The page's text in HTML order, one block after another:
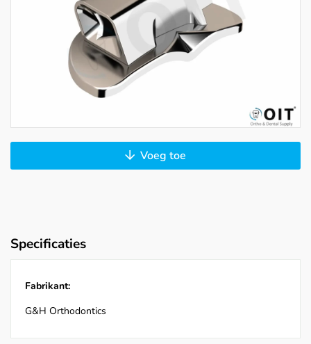
Voeg toe
Specificaties
Fabrikant:
G&H Orthodontics